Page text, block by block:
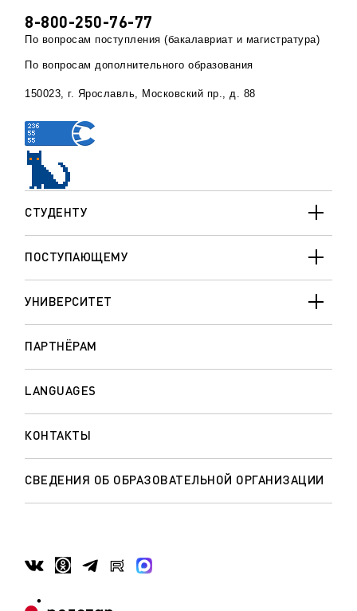
СТУДЕНТУ
ПОСТУПАЮЩЕМУ
УНИВЕРСИТЕТ
ПАРТНЁРАМ
LANGUAGES
КОНТАКТЫ
СВЕДЕНИЯ ОБ ОБРАЗОВАТЕЛЬНОЙ ОРГАНИЗАЦИИ
8-800-250-76-77
По вопросам поступления (бакалавриат и магистратура)
По вопросам дополнительного образования
150023, г. Ярославль, Московский пр., д. 88